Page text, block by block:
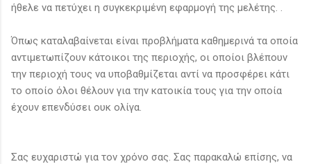
ήθελε να πετύχει η συγκεκριμένη εφαρμογή της μελέτης. .
Όπως καταλαβαίνεται είναι προβλήματα καθημερινά τα οποία
αντιμετωπίζουν κάτοικοι της περιοχής, οι οποίοι βλέπουν
την περιοχή τους να υποβαθμίζεται αντί να προσφέρει κάτι
το οποίο όλοι θέλουν για την κατοικία τους για την οποία
έχουν επενδύσει ουκ ολίγα.
Σας ευχαριστώ για τον χρόνο σας. Σας παρακαλώ επίσης, να